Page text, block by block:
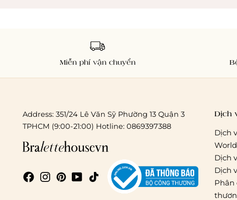
Miễn phí vận chuyển
Address: 351/24 Lê Văn Sỹ Phường 13 Quận 3
TPHCM (9:00-21:00) Hotline: 0869397388
Dịch
Dịch
Dịch
Dịch
Phân